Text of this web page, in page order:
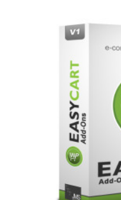
Ordlista
Paketering
Frakthandlingar
Skrivarinställningar
Tulldeklarationer
Leveransvillkor